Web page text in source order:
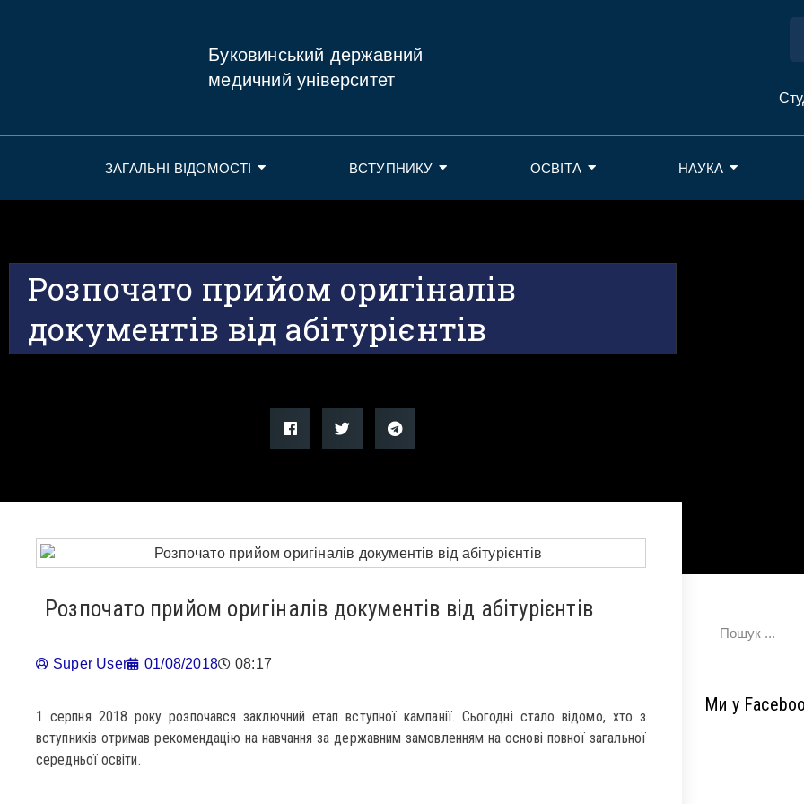
Буковинський державний
медичний університет
ЗАГАЛЬНІ ВІДОМОСТІ ВСТУПНИКУ ОСВІТА НАУКА
Розпочато прийом оригіналів
документів від абітурієнтів
Розпочато прийом оригіналів документів від абітурієнтів
Super User 01/08/2018 08:17
1 серпня 2018 року розпочався заключний етап вступної кампанії. Сьогодні стало відомо, хто з
вступників отримав рекомендацію на навчання за державним замовленням на основі повної загальної
середньої освіти.
Ми у